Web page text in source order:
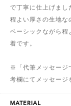
で丁寧に仕上げまし
程よい厚さの生地な
ベーシックながら程
着です。
※「代筆メッセージ
考欄にてメッセージ
MATERIAL